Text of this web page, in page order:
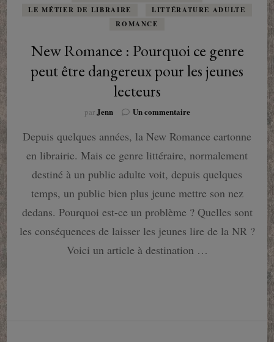
LE MÉTIER DE LIBRAIRE
LITTÉRATURE ADULTE
ROMANCE
New Romance : Pourquoi ce genre
peut être dangereux pour les jeunes
lecteurs
parJenn Un commentairesur
Romance
Pourquoi
ce
genre
peut
être
dangereux
pour
jeunes
Depuis quelques années, la New Romance cartonne
en librairie. Mais ce genre littéraire, normalement
destiné à un public adulte voit, depuis quelques
temps, un public bien plus jeune mettre son nez
dedans. Pourquoi est-ce un problème ? Quelles sont
les conséquences de laisser les jeunes lire de la NR ?
Voici un article à destination …